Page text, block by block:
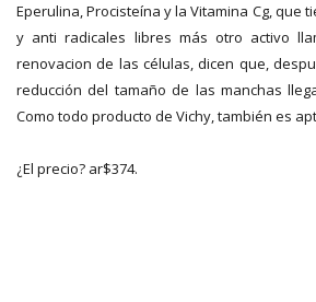
Eperulina, Procisteína y la Vitamina Cg, que
y anti radicales libres más otro activo
renovacion de las células, dicen que,
reducción del tamaño de las manchas
Como todo producto de Vichy, también es
¿El precio? ar$374.